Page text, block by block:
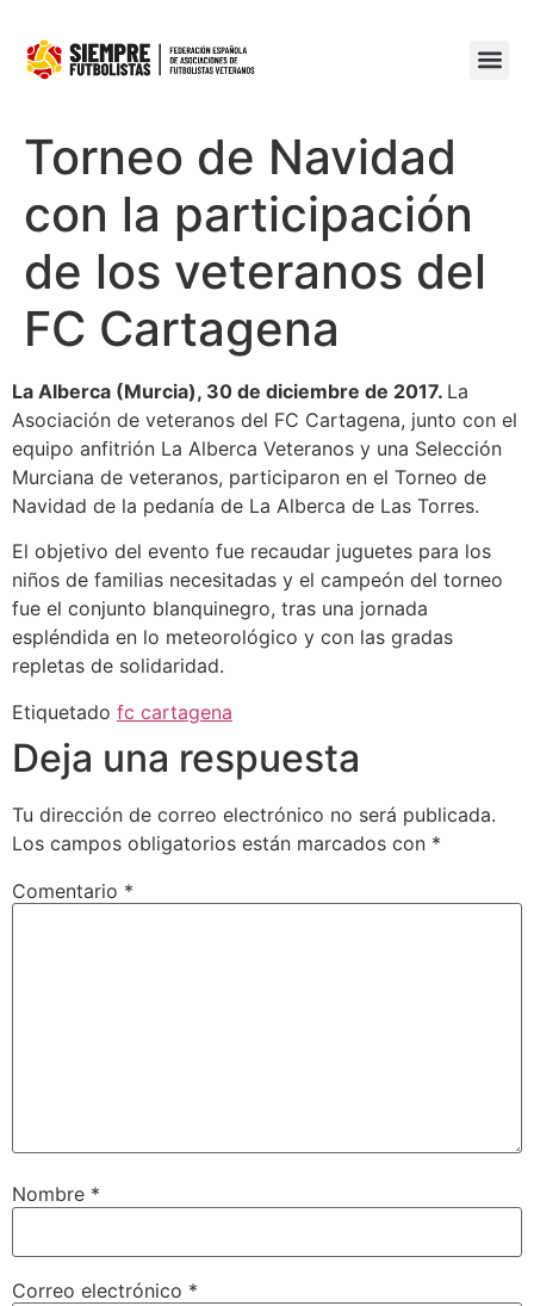
Torneo de Navidad
con la participación
de los veteranos del
FC Cartagena
La Alberca (Murcia), 30 de diciembre de 2017. La
Asociación de veteranos del FC Cartagena, junto con el
equipo anfitrión La Alberca Veteranos y una Selección
Murciana de veteranos, participaron en el Torneo de
Navidad de la pedanía de La Alberca de Las Torres.
El objetivo del evento fue recaudar juguetes para los
niños de familias necesitadas y el campeón del torneo
fue el conjunto blanquinegro, tras una jornada
espléndida en lo meteorológico y con las gradas
repletas de solidaridad.
Etiquetado fc cartagena
Deja una respuesta
Tu dirección de correo electrónico no será publicada.
Los campos obligatorios están marcados con *
Comentario *
Nombre *
Correo electrónico *